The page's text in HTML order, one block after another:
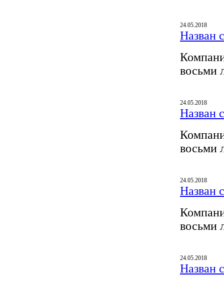
24.05.2018
Назван
восьми
24.05.2018
Назван
восьми
24.05.2018
Назван
восьми
24.05.2018
Назван